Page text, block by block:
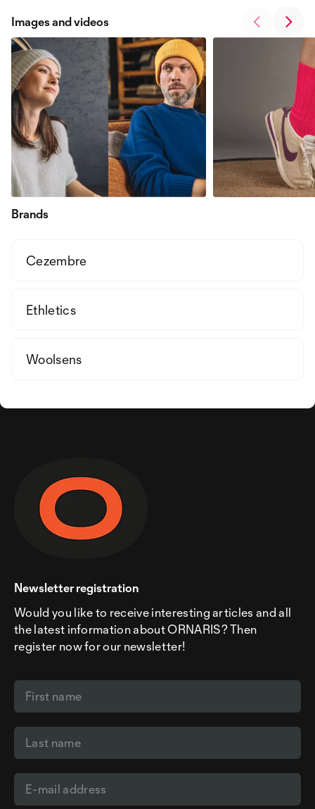
Images and videos
Brands
Cezembre
Ethletics
Woolsens
Newsletter registration
Would you like to receive interesting articles and all
the latest information about ORNARIS? Then
register now for our newsletter!